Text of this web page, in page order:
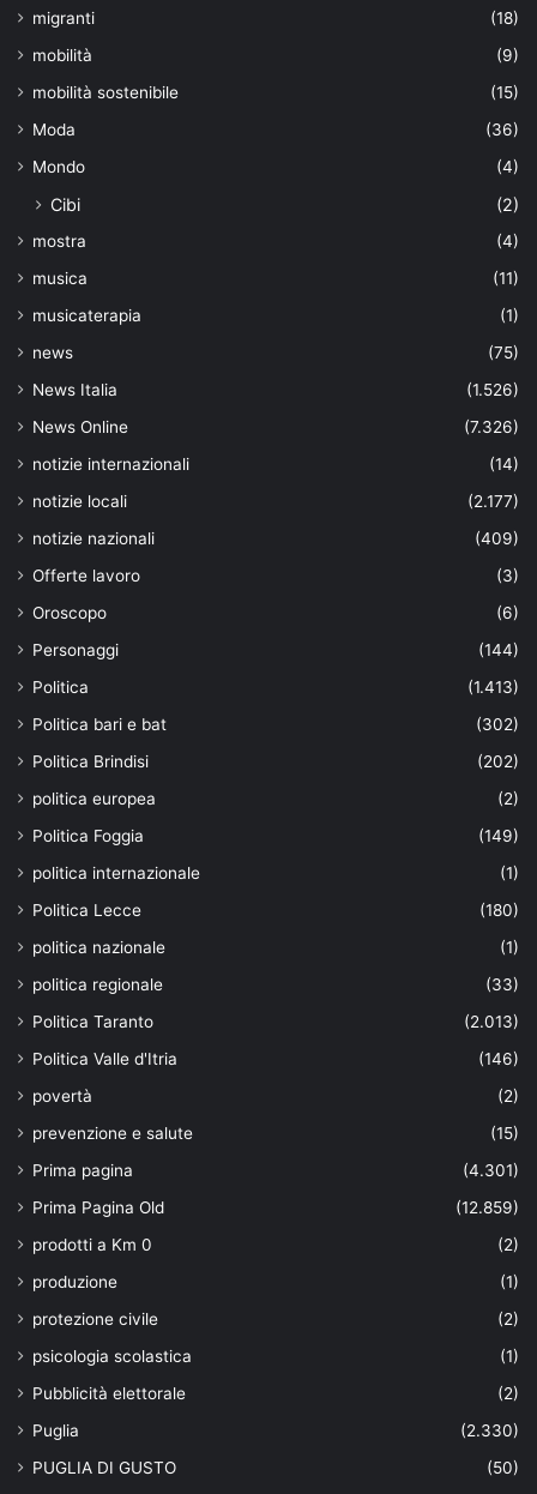
migranti
(18)
mobilità
(9)
mobilità sostenibile
(15)
Moda
(36)
Mondo
(4)
Cibi (2)
mostra
(4)
musica
(11)
musicaterapia
(1)
news
(75)
News Italia
(1.526)
News Online
(7.326)
notizie internazionali
(14)
notizie locali
(2.177)
notizie nazionali
(409)
Offerte lavoro
(3)
Oroscopo
(6)
Personaggi
(144)
Politica
(1.413)
Politica bari e bat
(302)
Politica Brindisi
(202)
politica europea
(2)
Politica Foggia
(149)
politica internazionale
(1)
Politica Lecce
(180)
politica nazionale
(1)
politica regionale
(33)
Politica Taranto
(2.013)
Politica Valle d'Itria
(146)
povertà
(2)
prevenzione e salute
(15)
Prima pagina
(4.301)
Prima Pagina Old
(12.859)
prodotti a Km 0
(2)
produzione
(1)
protezione civile
(2)
psicologia scolastica
(1)
Pubblicità elettorale
(2)
Puglia
(2.330)
PUGLIA DI GUSTO
(50)